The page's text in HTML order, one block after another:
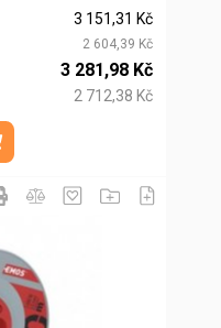
3 151,31 Kč
2 604,39 Kč
3 281,98 Kč
2 712,38 Kč
ks do košíku